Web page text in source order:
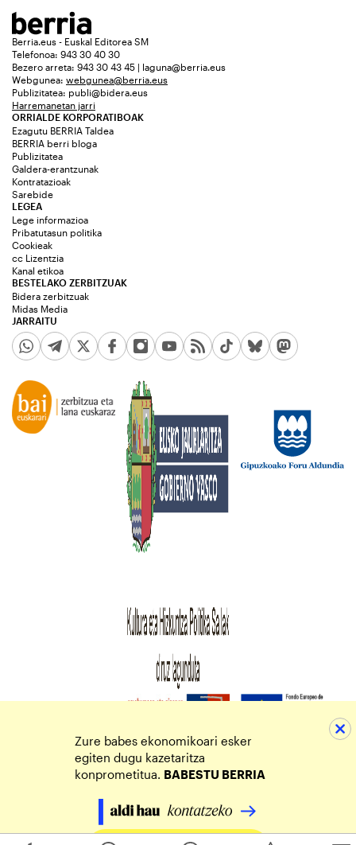
Berria.eus - Euskal Editorea SM
Telefonoa: 943 30 40 30
Bezero arreta: 943 30 43 45 | laguna@berria.eus
Webgunea: webgunea@berria.eus
Publizitatea: publi@bidera.eus
Harremanetan jarri
ORRIALDE KORPORATIBOAK
Ezagutu BERRIA Taldea
BERRIA berri bloga
Publizitatea
Galdera-erantzunak
Kontratazioak
Sarebide
JARRAITU
LEGEA
Lege informazioa
Pribatutasun politika
Cookieak
cc Lizentzia
Kanal etikoa
BESTELAKO ZERBITZUAK
Bidera zerbitzuak
Midas Media
Zure babes ekonomikoari esker
egiten dugu kazetaritza
konprometitua. BABESTU BERRIA